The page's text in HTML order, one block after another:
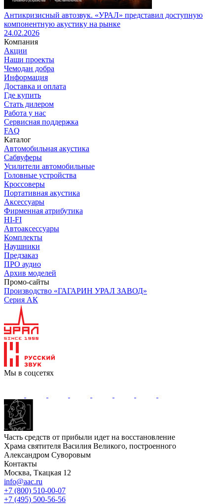
Антикризисный автозвук. «УРАЛ» представил доступную
компонентную акустику на рынке
24.02.2026
Компания
Акции
Наши проекты
Чемодан добра
Информация
Доставка и оплата
Где купить
Стать дилером
Работа у нас
Сервисная поддержка
FAQ
Каталог
Автомобильная акустика
Сабвуферы
Усилители автомобильные
Головные устройства
Кроссоверы
Портативная акустика
Аксессуары
Фирменная атрибутика
HI-FI
Автоаксессуары
Комплекты
Наушники
Предзаказ
ПРО аудио
Архив моделей
Промо-сайты
Производство «ГАГАРИН УРАЛ ЗАВОД»
Серия АК
Мы в соцсетях
Часть средств от прибыли идет на восстановление
Храма святителя Василия Великого, построенного
Александром Суворовым
Контакты
Москва, Ткацкая 12
info@aac.ru
+7 (800) 510-00-07
+7 (495) 500-56-56